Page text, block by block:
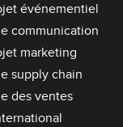
événementiel
communication
marketing
supply chain
des ventes